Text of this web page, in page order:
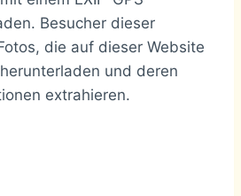
Besucher dieser
die auf dieser Website
und deren
extrahieren.